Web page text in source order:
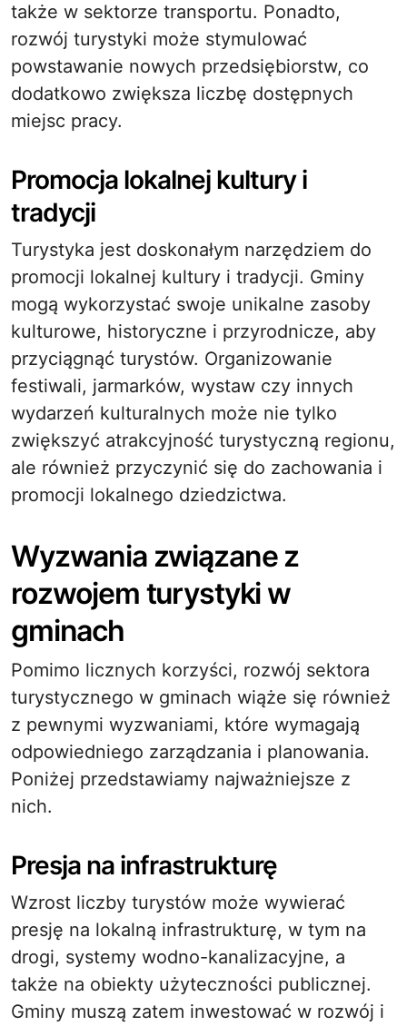
także w sektorze transportu. Ponadto,
rozwój turystyki może stymulować
powstawanie nowych przedsiębiorstw, co
dodatkowo zwiększa liczbę dostępnych
miejsc pracy.
Promocja lokalnej kultury i
tradycji
Turystyka jest doskonałym narzędziem do
promocji lokalnej kultury i tradycji. Gminy
mogą wykorzystać swoje unikalne zasoby
kulturowe, historyczne i przyrodnicze, aby
przyciągnąć turystów. Organizowanie
festiwali, jarmarków, wystaw czy innych
wydarzeń kulturalnych może nie tylko
zwiększyć atrakcyjność turystyczną regionu,
ale również przyczynić się do zachowania i
promocji lokalnego dziedzictwa.
Wyzwania związane z
rozwojem turystyki w
gminach
Pomimo licznych korzyści, rozwój sektora
turystycznego w gminach wiąże się również
z pewnymi wyzwaniami, które wymagają
odpowiedniego zarządzania i planowania.
Poniżej przedstawiamy najważniejsze z
nich.
Presja na infrastrukturę
Wzrost liczby turystów może wywierać
presję na lokalną infrastrukturę, w tym na
drogi, systemy wodno-kanalizacyjne, a
także na obiekty użyteczności publicznej.
Gminy muszą zatem inwestować w rozwój i